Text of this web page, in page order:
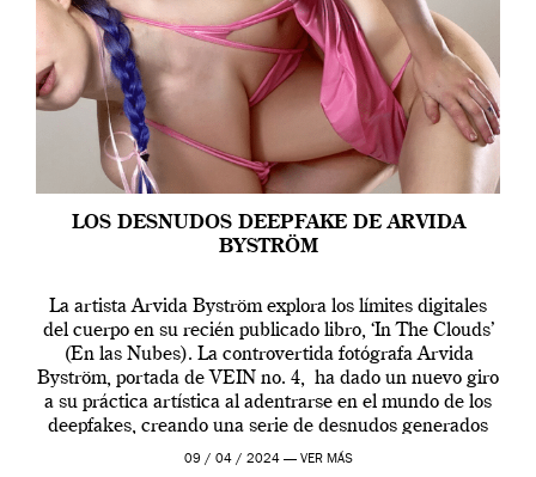
LOS DESNUDOS DEEPFAKE DE ARVIDA
BYSTRÖM
La artista Arvida Byström explora los límites digitales
del cuerpo en su recién publicado libro, ‘In The Clouds’
(En las Nubes). La controvertida fotógrafa Arvida
Byström, portada de VEIN no. 4, ha dado un nuevo giro
a su práctica artística al adentrarse en el mundo de los
deepfakes, creando una serie de desnudos generados
por […]
09 / 04 / 2024 — VER MÁS